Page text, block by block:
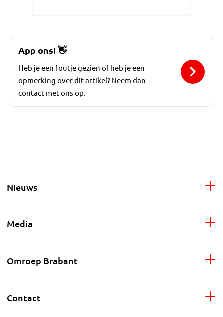
App ons!👋
Heb je een foutje gezien of heb je een
opmerking over dit artikel? Neem dan
contact met ons op.
Nieuws
Media
Omroep Brabant
Contact